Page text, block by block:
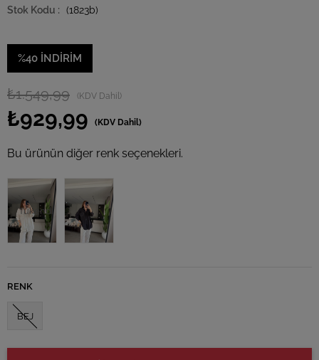
(1823b)
%40 İNDIRIM
₺1.549,99 (KDV Dahil)
₺929,99 (KDV Dahil)
Bu ürünün diğer renk seçenekleri.
Tükendi
RENK
BEJ